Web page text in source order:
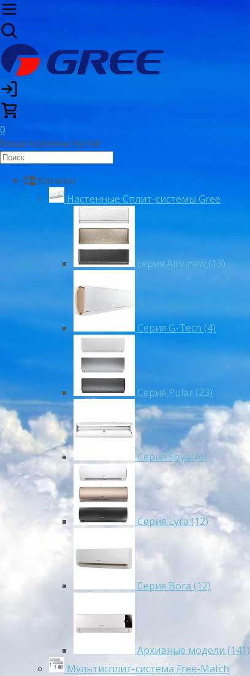
0
Ваша корзина пуста!
Каталог
Настенные Сплит-системы Gree
серия Airy new (13)
Серия G-Tech (4)
Серия Pular (23)
Cерия Soyal (6)
Серия Lyra (12)
Серия Bora (12)
Архивные модели (141)
Мультисплит-система Free-Match